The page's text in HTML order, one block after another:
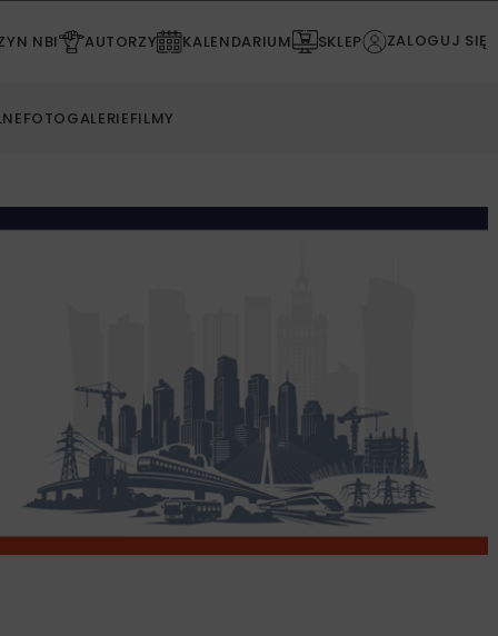
NBI AUTORZY KALENDARIUM SKLEP ZALOGUJ SIĘ
FOTOGALERIEFILMY